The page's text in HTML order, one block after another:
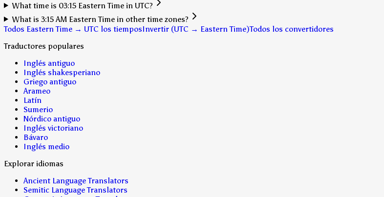
What time is 03:15 Eastern Time in UTC?
What is 3:15 AM Eastern Time in other time zones?
Todos Eastern Time → UTC los tiemposInvertir (UTC → Eastern Time)Todos los convertidores
Traductores populares
Inglés antiguo
Inglés shakesperiano
Griego antiguo
Arameo
Latín
Sumerio
Nórdico antiguo
Inglés victoriano
Bávaro
Inglés medio
Explorar idiomas
Ancient Language Translators
Semitic Language Translators